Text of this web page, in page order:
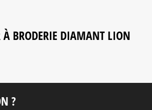
À BRODERIE DIAMANT LION
?